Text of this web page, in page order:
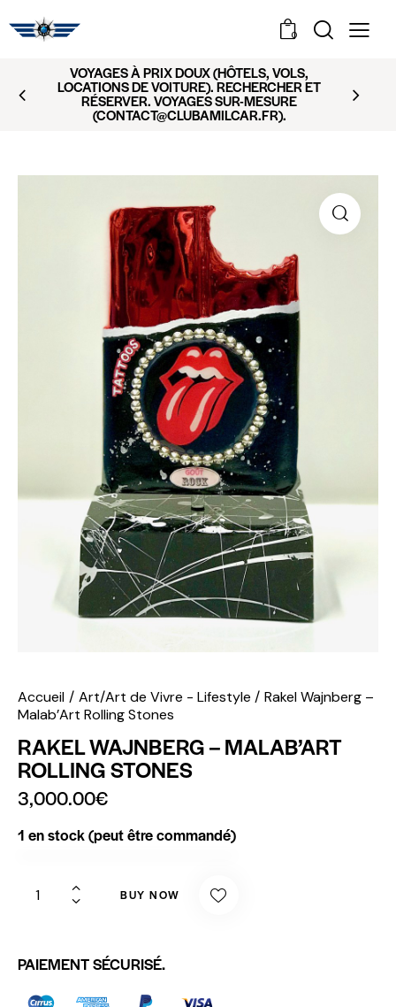
0
VOYAGES À PRIX DOUX (HÔTELS, VOLS,
LOCATIONS DE VOITURE). RECHERCHER ET
RÉSERVER. VOYAGES SUR-MESURE
(CONTACT@CLUBAMILCAR.FR).
Accueil Art/Art de Vivre - Lifestyle
Rakel Wajnberg –
Malab’Art Rolling Stones
RAKEL WAJNBERG – MALAB’ART
ROLLING STONES
3,000.00€
1 en stock (peut être commandé)
BUY NOW
PAIEMENT SÉCURISÉ.